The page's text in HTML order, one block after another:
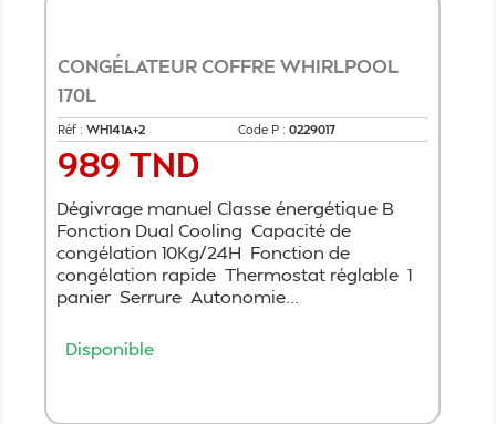
CONGÉLATEUR COFFRE WHIRLPOOL
170L
Réf : WH141A+2 Code P : 0229017
Prix
989 TND
Dégivrage manuel Classe énergétique B
Fonction Dual Cooling Capacité de
congélation 10Kg/24H Fonction de
congélation rapide Thermostat réglable 1
panier Serrure Autonomie...
Disponible